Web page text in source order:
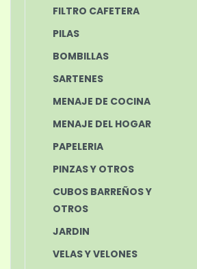
FILTRO CAFETERA
PILAS
BOMBILLAS
SARTENES
MENAJE DE COCINA
MENAJE DEL HOGAR
PAPELERIA
PINZAS Y OTROS
CUBOS BARREÑOS Y
OTROS
JARDIN
VELAS Y VELONES